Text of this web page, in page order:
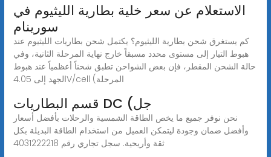
الاستعلام عن سعر خلية بطارية الليثيوم في
سورينام
كم يستغرق شحن بطارية الليثيوم؟ يكتمل شحن بطاريات الليثيوم عند
هبوط التيار إلى مستوى محدد مسبقاً خارج نهاية المرحلة الثانية، وفي
حالة الشحن المقطر، فإن بعض الشواحن تطبق شحناً أعظمياً عند هبوط
الجهد إلى 4.05V/cell (المرحلة
قسم البطاريات DC (جل
نحن نوفر جميع ما يخص الطاقة الشمسية والرحلات بأفضل أسعار
وأفضل ضمان وجودة ليتمكن العميل من استخدام الطاقة البديلة بكل
ثقة وأريحية. سجل تجاري رقم 4031222218